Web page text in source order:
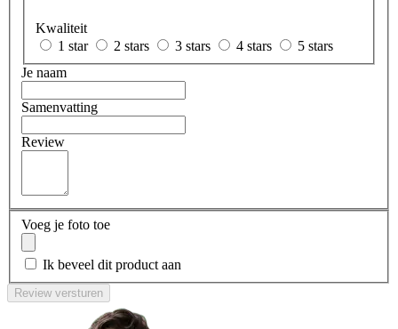
Kwaliteit
1 star
2 stars 3 stars 4 stars
5 stars
Je naam
Samenvatting
Review
Voeg je foto toe
Ik beveel dit product aan
Review versturen